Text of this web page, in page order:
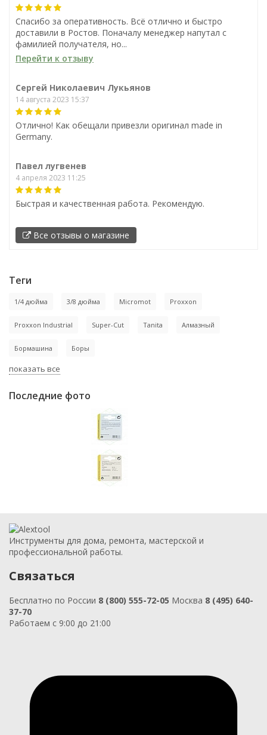
Спасибо за оперативность. Всё отлично и быстро
доставили в Ростов. Поначалу менеджер напутал с
фамилией получателя, но...
Перейти к отзыву
Сергей Николаевич Лукьянов
14 августа 2023 15:37
Отлично! Как обещали привезли оригинал made in
Germany.
Павел лугвенев
4 апреля 2023 11:25
Быстрая и качественная работа. Рекомендую.
Все отзывы о магазине
Теги
1/4 дюйма 3/8 дюйма Micromot Proxxon
Proxxon Industrial Super-Cut Tanita Алмазный
Бормашина Боры
показать все
Последние фото
Инструменты для дома, ремонта, мастерской и
профессиональной работы.
Связаться
Бесплатно по России 8 (800) 555-72-05 Москва 8 (495) 640-
37-70
Работаем с 9:00 до 21:00